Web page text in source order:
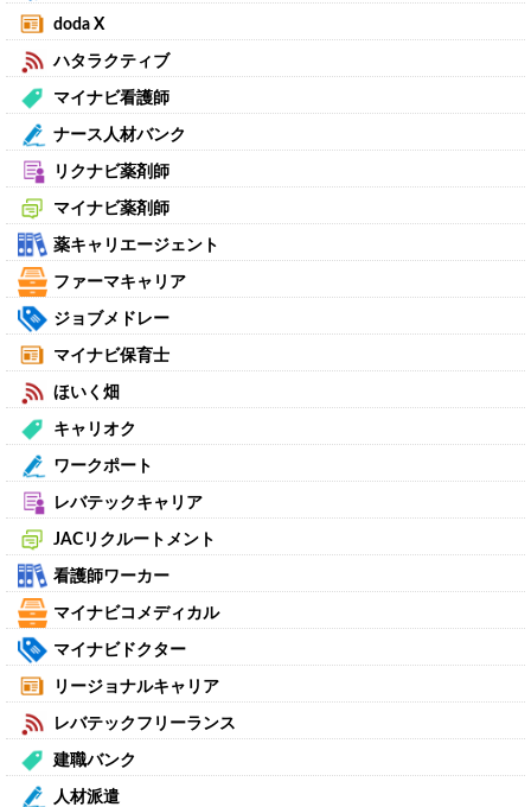
doda X
ハタラクティブ
マイナビ看護師
ナース人材バンク
リクナビ薬剤師
マイナビ薬剤師
薬キャリエージェント
ファーマキャリア
ジョブメドレー
マイナビ保育士
ほいく畑
キャリオク
ワークポート
レバテックキャリア
JACリクルートメント
看護師ワーカー
マイナビコメディカル
マイナビドクター
リージョナルキャリア
レバテックフリーランス
建職バンク
人材派遣